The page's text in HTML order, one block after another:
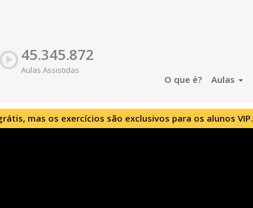
45.345.872
Aulas Assistidas
O que é? Aulas
mas os exercícios são exclusivos para os alunos VIP.